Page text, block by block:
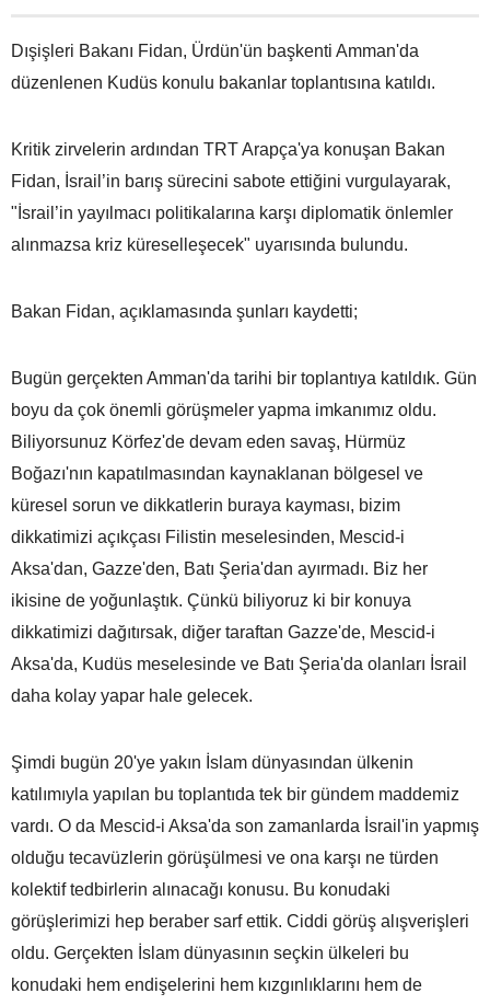
Dışişleri Bakanı Fidan, Ürdün'ün başkenti Amman'da
düzenlenen Kudüs konulu bakanlar toplantısına katıldı.
Kritik zirvelerin ardından TRT Arapça'ya konuşan Bakan
Fidan, İsrail’in barış sürecini sabote ettiğini vurgulayarak,
"İsrail’in yayılmacı politikalarına karşı diplomatik önlemler
alınmazsa kriz küreselleşecek" uyarısında bulundu.
Bakan Fidan, açıklamasında şunları kaydetti;
Bugün gerçekten Amman'da tarihi bir toplantıya katıldık. Gün
boyu da çok önemli görüşmeler yapma imkanımız oldu.
Biliyorsunuz Körfez'de devam eden savaş, Hürmüz
Boğazı'nın kapatılmasından kaynaklanan bölgesel ve
küresel sorun ve dikkatlerin buraya kayması, bizim
dikkatimizi açıkçası Filistin meselesinden, Mescid-i
Aksa'dan, Gazze'den, Batı Şeria'dan ayırmadı. Biz her
ikisine de yoğunlaştık. Çünkü biliyoruz ki bir konuya
dikkatimizi dağıtırsak, diğer taraftan Gazze'de, Mescid-i
Aksa'da, Kudüs meselesinde ve Batı Şeria'da olanları İsrail
daha kolay yapar hale gelecek.
Şimdi bugün 20'ye yakın İslam dünyasından ülkenin
katılımıyla yapılan bu toplantıda tek bir gündem maddemiz
vardı. O da Mescid-i Aksa'da son zamanlarda İsrail'in yapmış
olduğu tecavüzlerin görüşülmesi ve ona karşı ne türden
kolektif tedbirlerin alınacağı konusu. Bu konudaki
görüşlerimizi hep beraber sarf ettik. Ciddi görüş alışverişleri
oldu. Gerçekten İslam dünyasının seçkin ülkeleri bu
konudaki hem endişelerini hem kızgınlıklarını hem de